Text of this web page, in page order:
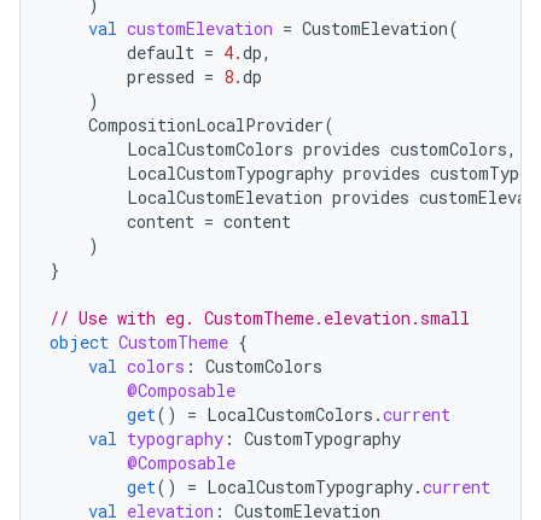
val customElevation = CustomElevation(
default = 4.dp,
pressed = 8.dp
)
CompositionLocalProvider(
LocalCustomColors provides customColors,
LocalCustomTypography provides
LocalCustomElevation provides
content = content
)
}
// Use with eg. CustomTheme.elevation.small
object CustomTheme {
val colors : CustomColors
@Composable
get() = LocalCustomColors .current
val typography : CustomTypography
@Composable
get() = LocalCustomTypography.current
val elevation : CustomElevation